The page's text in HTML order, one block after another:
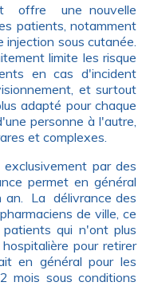
offre une nouvelle
patients, notamment
sous cutanée.
limite les risque
en cas d'incident
et surtout
adapté pour chaque
personne à l'autre,
et complexes.
par des
permet en général
an. La délivrance des
de ville, ce
qui n'ont plus
pour retirer
en général pour les
mois sous conditions